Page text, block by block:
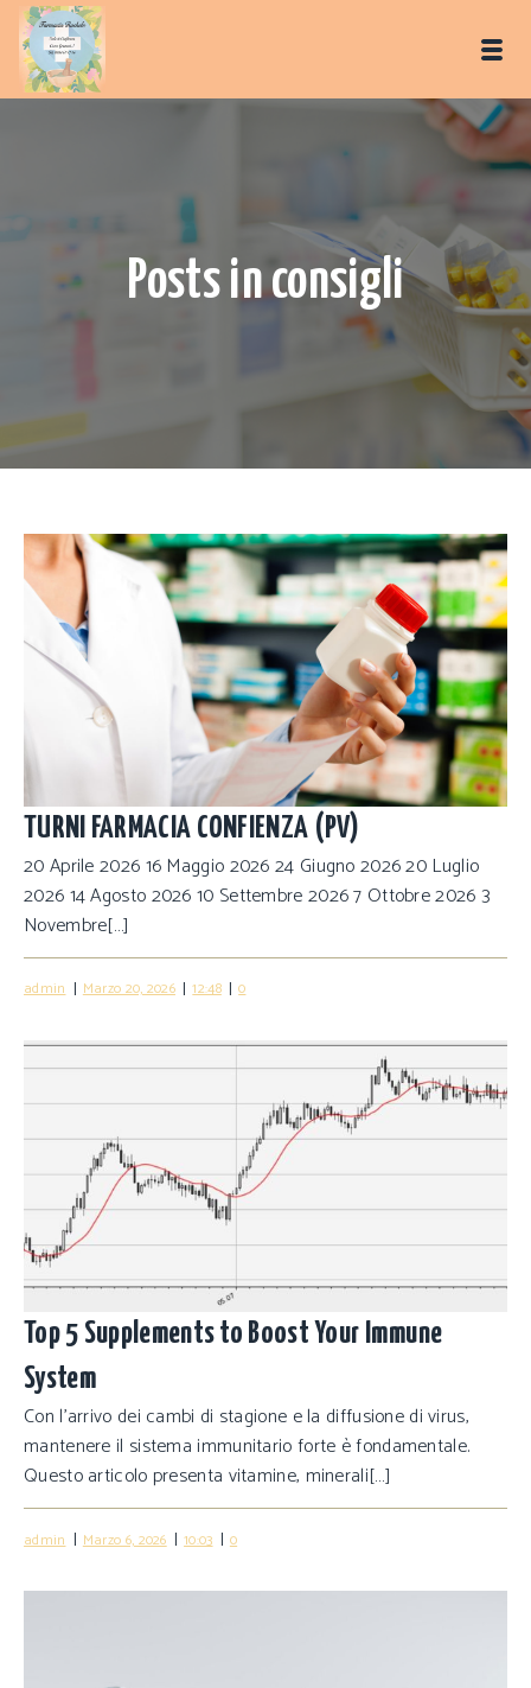
Posts in consigli
TURNI FARMACIA CONFIENZA (PV)
20 Aprile 2026 16 Maggio 2026 24 Giugno 2026 20 Luglio
2026 14 Agosto 2026 10 Settembre 2026 7 Ottobre 2026 3
Novembre[…]
admin | Marzo 20, 2026 | 12:48 | 0
Top 5 Supplements to Boost Your Immune
System
Con l’arrivo dei cambi di stagione e la diffusione di virus,
mantenere il sistema immunitario forte è fondamentale.
Questo articolo presenta vitamine, minerali[…]
admin | Marzo 6, 2026 | 10:03 | 0